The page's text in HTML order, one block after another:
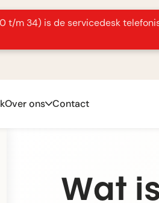
t/m 34) is de servicedesk
Over ons Contact
Wat